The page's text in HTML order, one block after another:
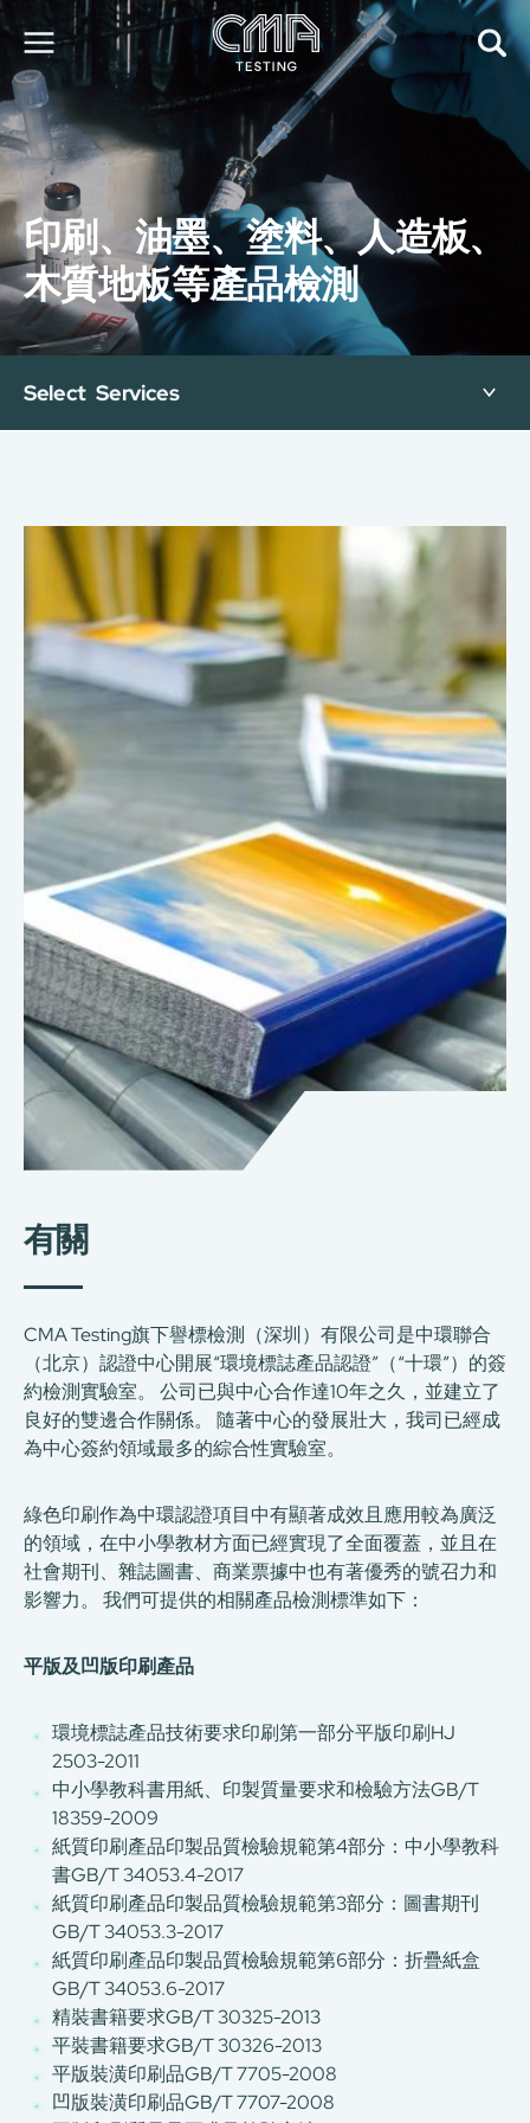
關於我們
我們的服務
最新消息
加入我們
環球支援
聯絡我們
E-Port
服務申請
工廠服務預約
印刷、油墨、塗料、人造板、
木質地板等產品檢測
Select Services
有關
CMA Testing旗下譽標檢測（深圳）有限公司是中環聯合
（北京）認證中心開展“環境標誌產品認證”（“十環”）的簽
約檢測實驗室。 公司已與中心合作達10年之久，並建立了
良好的雙邊合作關係。 隨著中心的發展壯大，我司已經成
為中心簽約領域最多的綜合性實驗室。
綠色印刷作為中環認證項目中有顯著成效且應用較為廣泛
的領域，在中小學教材方面已經實現了全面覆蓋，並且在
社會期刊、雜誌圖書、商業票據中也有著優秀的號召力和
影響力。 我們可提供的相關產品檢測標準如下：
平版及凹版印刷產品
環境標誌產品技術要求印刷第一部分平版印刷HJ
2503-2011
中小學教科書用紙、印製質量要求和檢驗方法GB/T
18359-2009
紙質印刷產品印製品質檢驗規範第4部分：中小學教科
書GB/T 34053.4-2017
紙質印刷產品印製品質檢驗規範第3部分：圖書期刊
GB/T 34053.3-2017
紙質印刷產品印製品質檢驗規範第6部分：折疊紙盒
GB/T 34053.6-2017
精裝書籍要求GB/T 30325-2013
平裝書籍要求GB/T 30326-2013
平版裝潢印刷品GB/T 7705-2008
凹版裝潢印刷品GB/T 7707-2008